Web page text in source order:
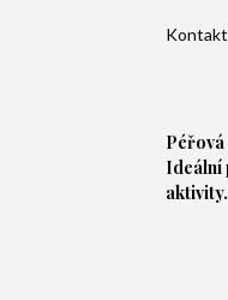
Ideální
aktivity.